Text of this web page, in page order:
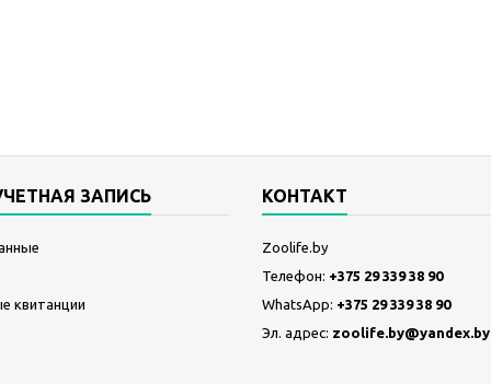
ЗАПИСЬ
квитанции
КОНТАКТ
Zoolife.by
Телефон: +375 29 339 38 90
WhatsApp: +375 29 339 38 90
Эл. адрес: zoolife.by@yandex.by